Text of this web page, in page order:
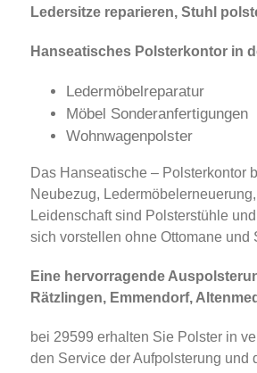
Ledersitze reparieren, Stuhl
Hanseatisches Polsterkontor in
Ledermöbelreparatur
Möbel Sonderanfertigungen
Wohnwagenpolster
Das Hanseatische – Polsterkontor
Neubezug,
Leidenschaft sind Polsterstühle
sich vorstellen ohne Ottomane und
Eine hervorragende
Rätzlingen, Emmendorf,
bei 29599 erhalten Sie Polster in
den Service der Aufpolsterung und